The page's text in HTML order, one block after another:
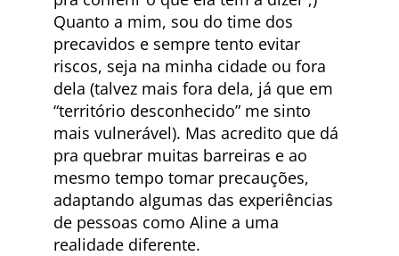
Quanto a mim, sou do time dos
precavidos e sempre tento evitar
riscos, seja na minha cidade ou fora
dela (talvez mais fora dela, já que em
“território desconhecido” me sinto
mais vulnerável). Mas acredito que dá
pra quebrar muitas barreiras e ao
mesmo tempo tomar precauções,
adaptando algumas das experiências
de pessoas como Aline a uma
realidade diferente.